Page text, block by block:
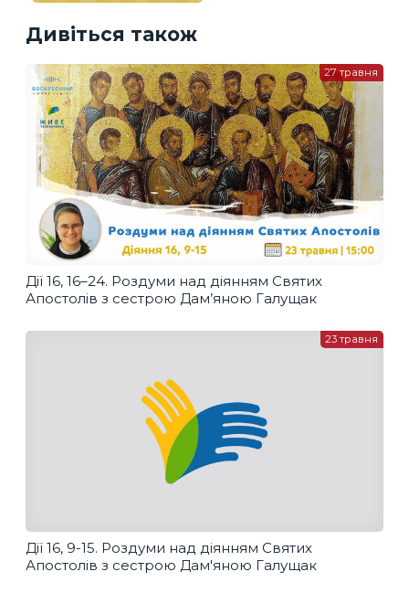
Дивіться також
Дії 16, 16–24. Роздуми над діянням Святих
Апостолів з сестрою Дам’яною Галущак
27 травня
Дії 16, 9-15. Роздуми над діянням Святих
Апостолів з сестрою Дам'яною Галущак
23 травня